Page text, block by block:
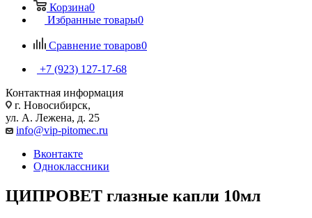
Корзина0
Избранные товары0
Сравнение товаров0
+7 (923) 127-17-68
Контактная информация
г. Новосибирск,
ул. А. Лежена, д. 25
info@vip-pitomec.ru
Вконтакте
Одноклассники
ЦИПРОВЕТ глазные капли 10мл